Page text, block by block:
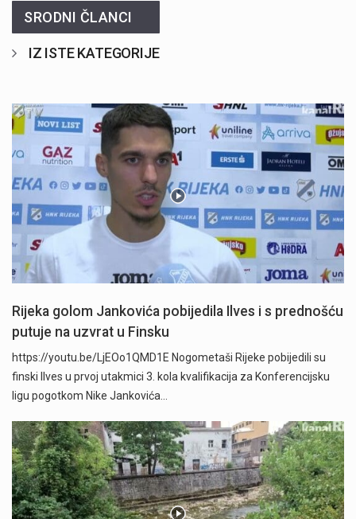
SRODNI ČLANCI
IZ ISTE KATEGORIJE
Rijeka golom Jankovića pobijedila Ilves i s prednošću
putuje na uzvrat u Finsku
https://youtu.be/LjEOo1QMD1E Nogometaši Rijeke pobijedili su
finski Ilves u prvoj utakmici 3. kola kvalifikacija za Konferencijsku
ligu pogotkom Nike Jankovića…